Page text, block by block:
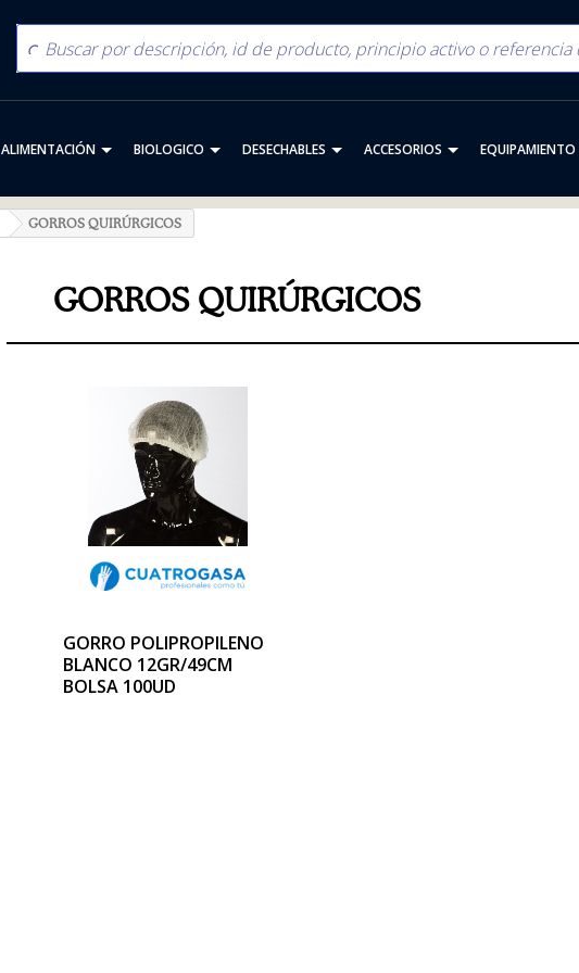
ALIMENTACIÓN BIOLOGICO DESECHABLES ACCESORIOS EQUIPAMIENTO
GORROS QUIRÚRGICOS
GORROS QUIRÚRGICOS
GORRO POLIPROPILENO
BLANCO 12GR/49CM
BOLSA 100UD